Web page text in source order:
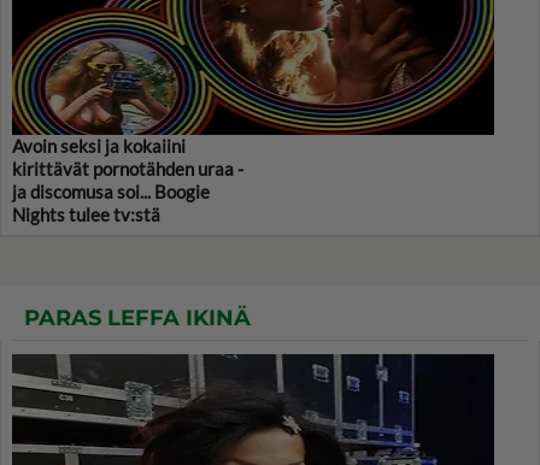
Avoin seksi ja kokaiini
kirittävät pornotähden uraa -
ja discomusa soi... Boogie
Nights tulee tv:stä
PARAS LEFFA IKINÄ